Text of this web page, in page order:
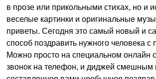
в прозе или прикольными стихах, но и
веселые картинки и оригинальные
приветы. Сегодня это самый новый и
способ поздравить нужного человека с
Можно просто на специальном онлайн
звонок на телефон, и диджей смешным